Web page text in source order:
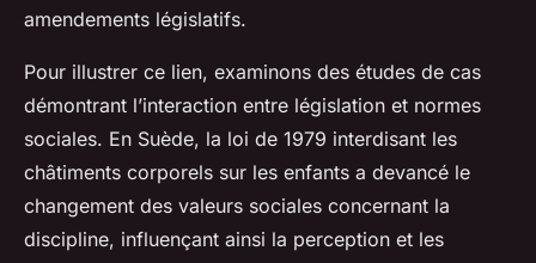
amendements législatifs.
Pour illustrer ce lien, examinons des études de cas
démontrant l’interaction entre législation et normes
sociales. En Suède, la loi de 1979 interdisant les
châtiments corporels sur les enfants a devancé le
changement des valeurs sociales concernant la
discipline, influençant ainsi la perception et les